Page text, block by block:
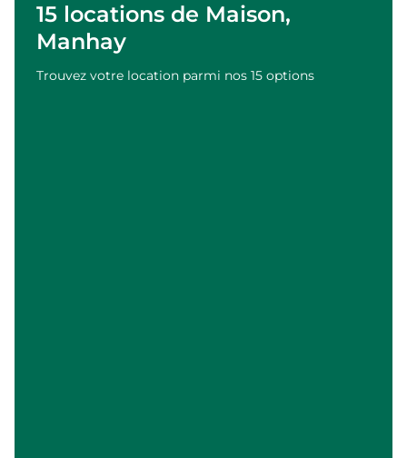
15 locations de Maison,
Manhay
Trouvez votre location parmi nos 15 options